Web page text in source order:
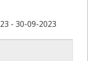
- 30-09-2023